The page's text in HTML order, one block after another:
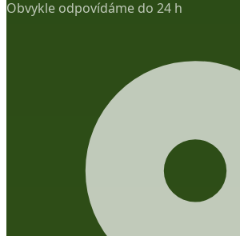
Obvykle odpovídáme do 24 h